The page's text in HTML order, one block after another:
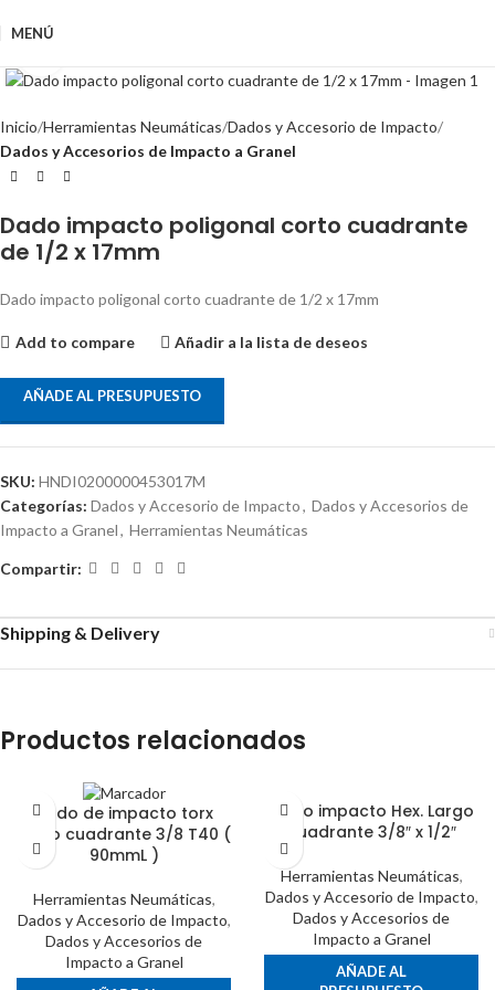
MENÚ
Inicio Herramientas Neumáticas Dados y Accesorio de Impacto
Dados y Accesorios de Impacto a Granel
Dado impacto poligonal corto cuadrante
de 1/2 x 17mm
Dado impacto poligonal corto cuadrante de 1/2 x 17mm
Add to compare Añadir a la lista de deseos
AÑADE AL PRESUPUESTO
SKU: HNDI0200000453017M
Categorías: Dados y Accesorio de Impacto, Dados y Accesorios de
Impacto a Granel, Herramientas Neumáticas
Compartir:
Shipping & Delivery
Productos relacionados
Dado de impacto torx
largo cuadrante 3/8 T40 (
90mmL )
Herramientas Neumáticas,
Dados y Accesorio de Impacto,
Dados y Accesorios de
Impacto a Granel
Dado impacto Hex. Largo
cuadrante 3/8″ x 1/2″
Herramientas Neumáticas,
Dados y Accesorio de Impacto,
Dados y Accesorios de
Impacto a Granel
AÑADE AL